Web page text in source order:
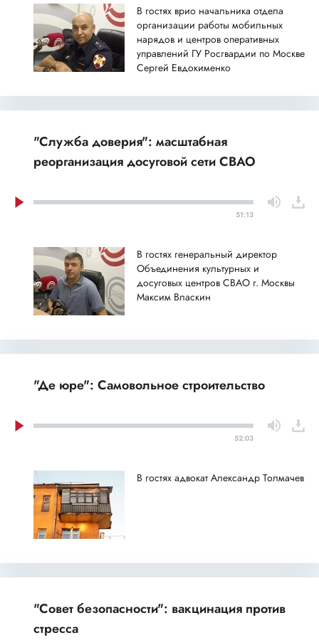
В гостях врио начальника отдела
организации работы мобильных
нарядов и центров оперативных
управлений ГУ Росгвардии по Москве
Сергей Евдокименко
"Служба доверия": масштабная
реорганизация досуговой сети СВАО
51:13
В гостях генеральный директор
Объединения культурных и
досуговых центров СВАО г. Москвы
Максим Власкин
"Де юре": Самовольное строительство
52:03
В гостях адвокат Александр Толмачев
"Совет безопасности": вакцинация против
стресса